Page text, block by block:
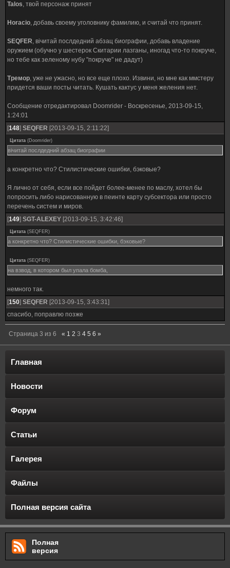
Talos, твой персонаж принят
Horacio, добавь своему уголовнику фамилию, и считай что принят.
SEQFER, вічитай послдедний абзац биографии, добавь владение
оружием (обучно у шестерок Скитарии лазганы, иногад что-то покруче,
но тебе как зеленому нубу "покруче" не дадут)
Тремор, уже не ужасно, но все еще плохо. Извини, но мне как ммстеру
придется ваши посты читать. Кушать кактус у меня желения нет.
Сообщение отредактировал Doomrider - Воскресенье, 2013-09-15,
1:24:01
[148] SEQFER [2013-09-15, 2:11:22]
Цитата (Doomrider)
вічитай послдедний абзац биографии
а конкретно что? Стилистические ошибки, бэковые?
Я лично от себя, если все пойдет более-менее по маслу, хотел бы
попросить либо нарисованную в пеинте карту субсектора или просто
перечень систем и миров.
[149] SGT-ALEXEY [2013-09-15, 3:42:46]
Цитата (SEQFER)
а конкретно что? Стилистические ошибки, бэковые?
Цитата (SEQFER)
на взвод, в котором был упала бомба,
немного так.
[150] SEQFER [2013-09-15, 3:43:31]
спасибо, поправлю позже
Страница 3 из 6 « 1 2 3 4 5 6 »
Главная
Новости
Форум
Статьи
Галерея
Файлы
Полная версия сайта
Полная
версия